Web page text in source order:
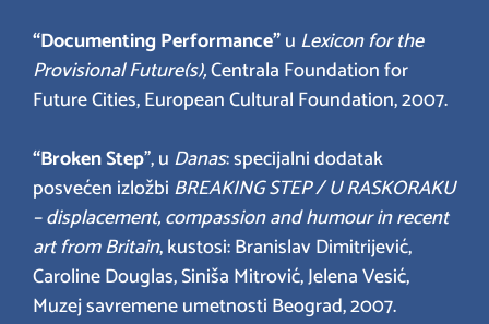
“Documenting Performance”u Lexicon for the
Provisional Future(s),Centrala Foundation for
Future Cities, European Cultural Foundation, 2007.
“Broken Step”, u Danas: specijalni dodatak
posvećen izložbi BREAKING STEP / U RASKORAKU
– displacement, compassion and humour in recent
art from Britain, kustosi: Branislav Dimitrijević,
Caroline Douglas, Siniša Mitrović, Jelena Vesić,
Muzej savremene umetnosti Beograd, 2007.